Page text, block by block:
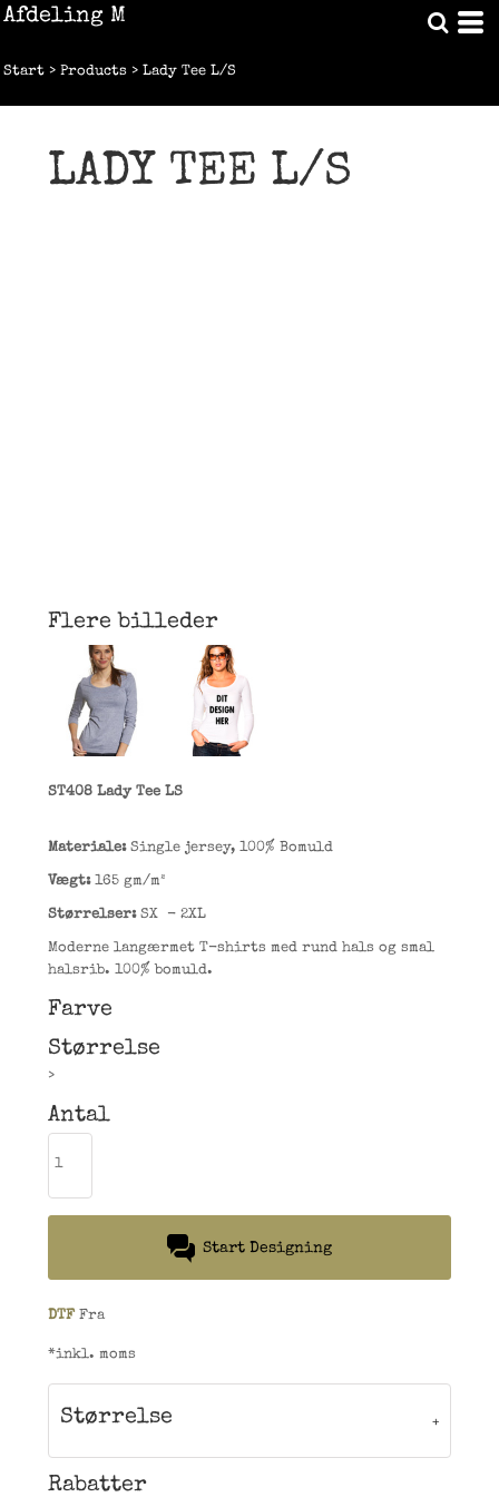
Afdeling M
Start > Products > Lady Tee L/S
LADY TEE L/S
Flere billeder
ST408 Lady Tee LS
Materiale:Single jersey, 100% Bomuld
Vægt:165 gm/m²
Størrelser:SX - 2XL
Moderne langærmet T-shirts med rund hals og smal
halsrib. 100% bomuld.
Farve
Størrelse
>
Antal
Start Designing
DTF Fra
*inkl. moms
Størrelse
Rabatter